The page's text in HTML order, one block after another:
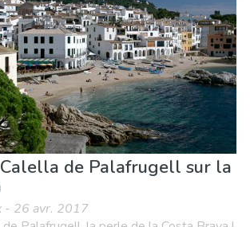
Calella de Palafrugell sur la
- 26 avr. 2017